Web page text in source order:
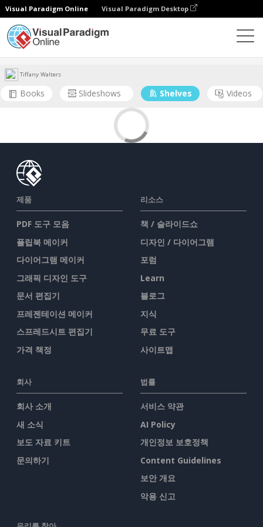
Visual Paradigm Online Visual Paradigm Desktop
Tiffany Walters
Books Slideshows Shelves Videos
제품
PDF 도구 모음
플립북 메이커
다이어그램 메이커
그래픽 디자인 도구
문서 편집기
프레젠테이션 메이커
스프레드시트 편집기
가격 책정
리소스
책 / 슬라이드쇼
디자인 / 다이어그램
포럼
Learn
블로그
지식
무료 도구
사이트맵
회사
회사 소개
새 소식
보도 자료 키트
문의하기
법률
서비스 약관
AI Policy
개인정보 보호정책
Content Guidelines
보안 개요
악용 신고